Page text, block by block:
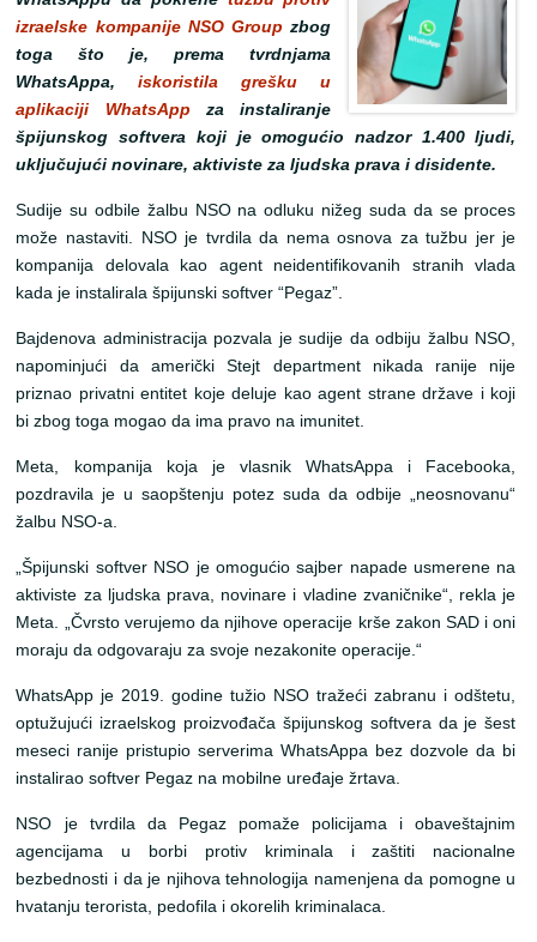
izraelske kompanije NSO Group zbog
toga što je, prema tvrdnjama
WhatsAppa,
iskoristila grešku u
aplikaciji WhatsApp
za instaliranje
špijunskog softvera koji je omogućio nadzor 1.400 ljudi,
uključujući novinare, aktiviste za ljudska prava i disidente.
Sudije su odbile žalbu NSO na odluku nižeg suda da se proces
može nastaviti. NSO je tvrdila da nema osnova za tužbu jer je
kompanija delovala kao agent neidentifikovanih stranih vlada
kada je instalirala špijunski softver “Pegaz”.
Bajdenova administracija pozvala je sudije da odbiju žalbu NSO,
napominjući da američki Stejt department nikada ranije nije
priznao privatni entitet koje deluje kao agent strane države i koji
bi zbog toga mogao da ima pravo na imunitet.
Meta, kompanija koja je vlasnik WhatsAppa i Facebooka,
pozdravila je u saopštenju potez suda da odbije „neosnovanu“
žalbu NSO-a.
„Špijunski softver NSO je omogućio sajber napade usmerene na
aktiviste za ljudska prava, novinare i vladine zvaničnike“, rekla je
Meta. „Čvrsto verujemo da njihove operacije krše zakon SAD i oni
moraju da odgovaraju za svoje nezakonite operacije.“
WhatsApp je 2019. godine tužio NSO tražeći zabranu i odštetu,
optužujući izraelskog proizvođača špijunskog softvera da je šest
meseci ranije pristupio serverima WhatsAppa bez dozvole da bi
instalirao softver Pegaz na mobilne uređaje žrtava.
NSO je tvrdila da Pegaz pomaže policijama i obaveštajnim
agencijama u borbi protiv kriminala i zaštiti nacionalne
bezbednosti i da je njihova tehnologija namenjena da pomogne u
hvatanju terorista, pedofila i okorelih kriminalaca.